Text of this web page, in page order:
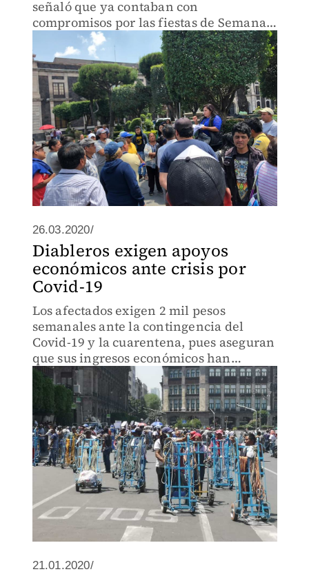
señaló que ya contaban con
compromisos por las fiestas de Semana
Santa y otros eventos.
26.03.2020/
Diableros exigen apoyos
económicos ante crisis por
Covid-19
Los afectados exigen 2 mil pesos
semanales ante la contingencia del
Covid-19 y la cuarentena, pues aseguran
que sus ingresos económicos han
disminuido.
21.01.2020/